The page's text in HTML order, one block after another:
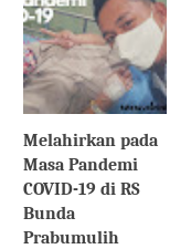
Melahirkan pada
Masa Pandemi
COVID-19 di RS
Bunda
Prabumulih